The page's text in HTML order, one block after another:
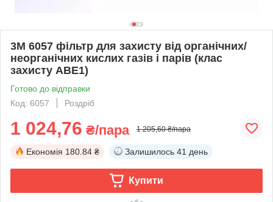
3М 6057 фільтр для захисту від органічних/
неорганічних кислих газів і парів (клас
захисту ABE1)
Готово до відправки
Код: 6057
Роздріб
1 024,76 ₴/пара 1 205,60 ₴/пара
Економія 180.84 ₴ Залишилось 41 день
Купити